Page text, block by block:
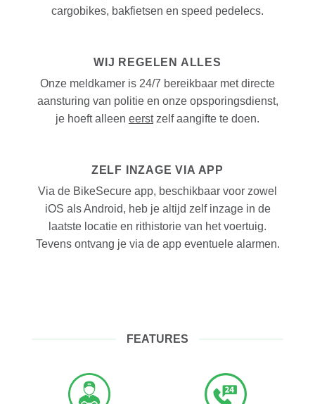
cargobikes, bakfietsen en speed pedelecs.
WIJ REGELEN ALLES
Onze meldkamer is 24/7 bereikbaar met directe
aansturing van politie en onze opsporingsdienst,
je hoeft alleen eerstzelf aangifte te doen.
ZELF INZAGE VIA APP
Via de BikeSecure app, beschikbaar voor zowel
iOS als Android, heb je altijd zelf inzage in de
laatste locatie en rithistorie van het voertuig.
Tevens ontvang je via de app eventuele alarmen.
FEATURES